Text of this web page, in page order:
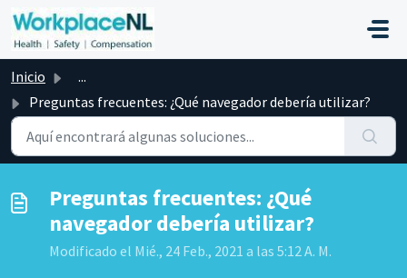
Ir al contenido principal
Inicio
...
Preguntas frecuentes: ¿Qué navegador debería utilizar?
Preguntas frecuentes: ¿Qué
navegador debería utilizar?
Modificado el Mié., 24 Feb., 2021 a las 5:12 A. M.